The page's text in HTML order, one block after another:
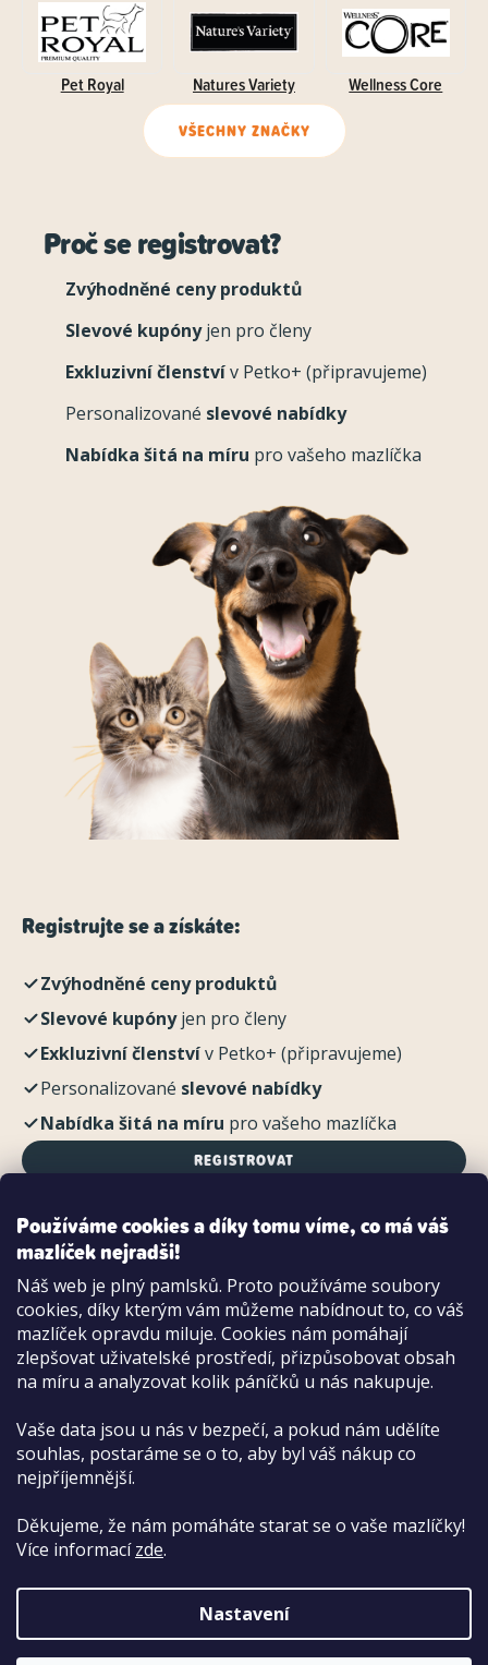
Používáme cookies a díky tomu víme, co má váš
mazlíček nejradši!
Náš web je plný pamlsků. Proto používáme soubory
cookies, díky kterým vám můžeme nabídnout to, co váš
mazlíček opravdu miluje. Cookies nám pomáhají
zlepšovat uživatelské prostředí, přizpůsobovat obsah
na míru a analyzovat kolik páníčků u nás nakupuje.
Vaše data jsou u nás v bezpečí, a pokud nám udělíte
souhlas, postaráme se o to, aby byl váš nákup co
nejpříjemnější.
Děkujeme, že nám pomáháte starat se o vaše mazlíčky!
Více informacízde.
Nastavení
Pet Royal Natures Variety Wellness Core
VŠECHNY ZNAČKY
Proč se registrovat?
Zvýhodněné ceny produktů
Slevové kupónyjen pro členy
Exkluzivní členstvív Petko+ (připravujeme)
Personalizované slevové nabídky
Nabídka šitá na míru pro vašeho mazlíčka
Registrujte se a získáte:
Zvýhodněné ceny produktů
Slevové kupónyjen pro členy
Exkluzivní členstvív Petko+ (připravujeme)
Personalizované slevové nabídky
Nabídka šitá na míru pro vašeho mazlíčka
REGISTROVAT
Možnosti platby:
Dobírkou
Hotově i kartou na pobočce